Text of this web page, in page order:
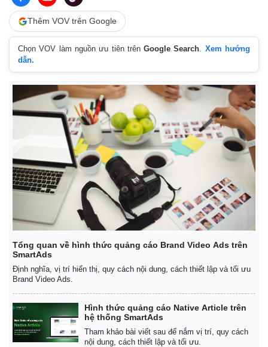
Thêm VOV trên Google
Chọn VOV làm nguồn ưu tiên trênGoogle Search. Xem hướng
dẫn.
Tổng quan về hình thức quảng cáo Brand Video Ads trên
SmartAds
Định nghĩa, vị trí hiển thị, quy cách nội dung, cách thiết lập và tối ưu
Brand Video Ads.
Hình thức quảng cáo Native Article trên
hệ thống SmartAds
Tham khảo bài viết sau để nắm vị trí, quy cách
nội dung, cách thiết lập và tối ưu.